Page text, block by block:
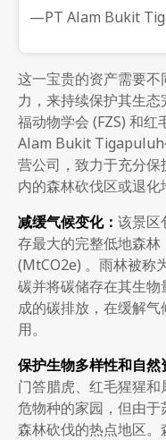
—PT Alam Bukit
这一宝贵的资产需要
力，来持续保护其生
福动物学会 (FZS) 和
Alam Bukit Tigapuluh
营公司，致力于充分
内的森林砍伐区或退化
减缓气候变化： 该景区
存最大的完整低地森
(MtCO2e) 。雨林被称
碳并将碳储存在其生
成的碳排放，在缓解
用。
保护生物多样性和自然
门答腊虎、红毛猩猩
危物种的家园，但由
森林砍伐的热点地区